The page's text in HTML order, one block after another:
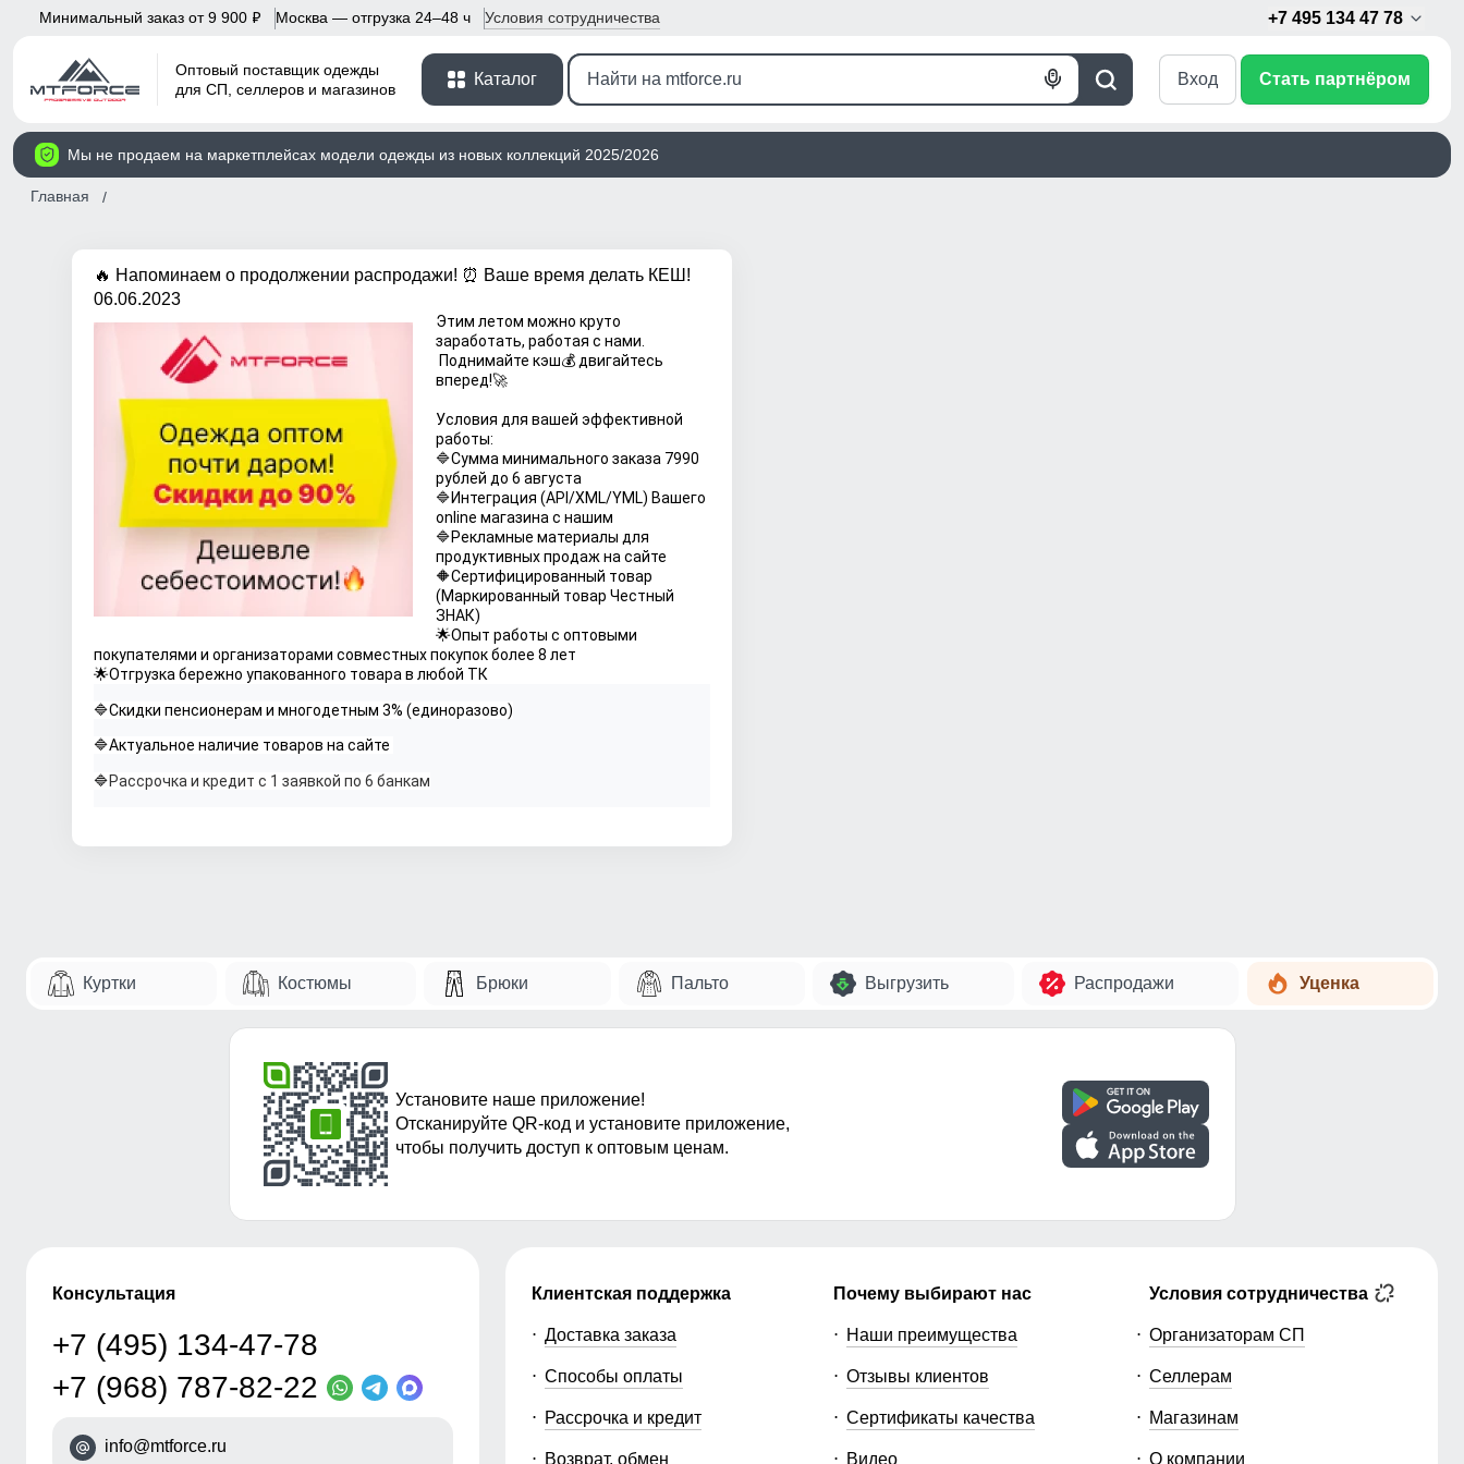
Минимальный заказ от 9 900 p Москва — отгрузка 24–48 ч Условия сотрудничества +7 495 134 47 78
Оптовый поставщик одежды
для СП, селлеров и магазинов
Каталог
Поиск
Голосовой
Вход Стать партнёром
Мы не продаем на маркетплейсах модели одежды из новых коллекций 2025/2026
Главная
🔥 Напоминаем о продолжении распродажи! ⏰ Ваше время делать КЕШ!
06.06.2023
Этим летом можно круто
заработать, работая с нами.
вперед!🚀
Условия для вашей эффективной
работы:
🔷Сумма минимального заказа 7990
рублей до 6 августа
🔷Интеграция (API/XML/YML) Вашего
online магазина с нашим
🔷Рекламные материалы для
продуктивных продаж на сайте
🔶Сертифицированный товар
(Маркированный товар Честный
ЗНАК)
🌟Опыт работы с оптовыми
покупателями и организаторами совместных покупок более 8 лет
🌟Отгрузка бережно упакованного товара в любой ТК
🔷Скидки пенсионерам и многодетным 3% (единоразово)
🔷Актуальное наличие товаров на сайте
🔷Рассрочка и кредит с 1 заявкой по 6 банкам
Куртки Костюмы Брюки Пальто Выгрузить Распродажи Уценка
Установите наше приложение!
Отсканируйте QR-код и установите приложение,
чтобы получить доступ к оптовым ценам.
Консультация
+7 (495) 134-47-78
+7 (968) 787-82-22
info@mtforce.ru
Клиентская поддержка
Доставка заказа
Способы оплаты
Рассрочка и кредит
Возврат, обмен
Почему выбирают нас
Наши преимущества
Отзывы клиентов
Сертификаты качества
Видео
Условия сотрудничества
Организаторам СП
Селлерам
Магазинам
О компании